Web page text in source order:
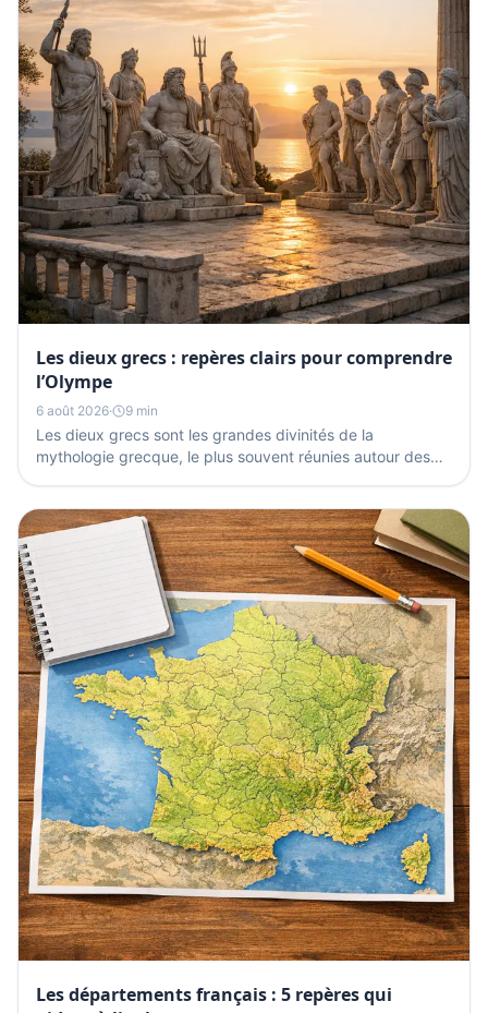
Les dieux grecs : repères clairs pour comprendre
l’Olympe
6 août 2026· 9 min
Les dieux grecs sont les grandes divinités de la
mythologie grecque, le plus souvent réunies autour des
Les départements français : 5 repères qui